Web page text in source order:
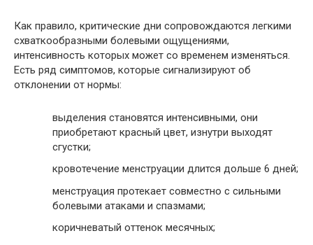
Как правило, критические дни сопровождаются легкими
схваткообразными болевыми ощущениями,
интенсивность которых может со временем изменяться.
Есть ряд симптомов, которые сигнализируют об
отклонении от нормы:
выделения становятся интенсивными, они
приобретают красный цвет, изнутри выходят
сгустки;
кровотечение менструации длится дольше 6 дней;
менструация протекает совместно с сильными
болевыми атаками и спазмами;
коричневатый оттенок месячных;